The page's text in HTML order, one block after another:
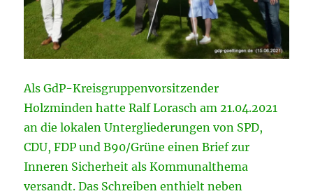
Als GdP-Kreisgruppenvorsitzender
Holzminden hatte Ralf Lorasch am 21.04.2021
an die lokalen Untergliederungen von SPD,
CDU, FDP und B90/Grüne einen Brief zur
Inneren Sicherheit als Kommunalthema
versandt. Das Schreiben enthielt neben